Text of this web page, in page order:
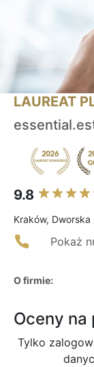
LAUREAT
9.8
Kraków, Dworska
Pokaż
O firmie:
Oceny
Tylko